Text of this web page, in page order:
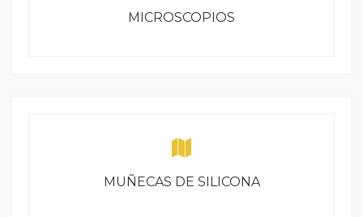
MICROSCOPIOS
MUÑECAS DE SILICONA